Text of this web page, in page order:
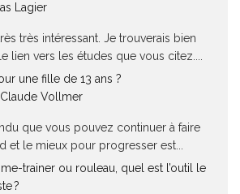
Lagier
très intéressant. Je trouverais bien
lien vers les études que vous citez....
une fille de 13 ans ?
Vollmer
que vous pouvez continuer à faire
et le mieux pour progresser est...
trainer ou rouleau, quel est l’outil le
?